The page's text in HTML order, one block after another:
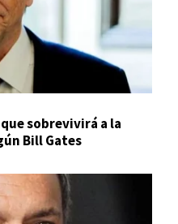
sobrevivirá a la
Bill Gates